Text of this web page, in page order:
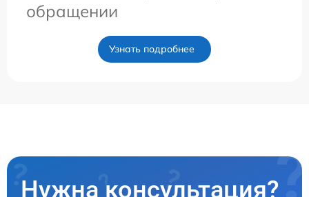
обращении
Узнать подробнее
Нужна консультация?